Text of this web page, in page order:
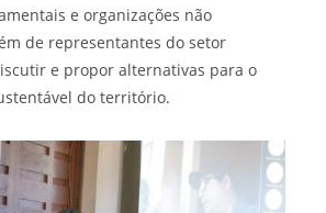
e organizações não
de representantes do setor
e propor alternativas para o
do território.